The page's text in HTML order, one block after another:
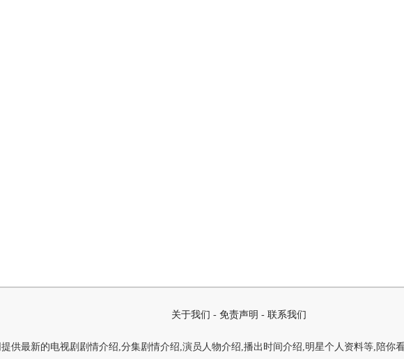
关于我们 - 免责声明 - 联系我们
供最新的电视剧剧情介绍,分集剧情介绍,演员人物介绍,播出时间介绍,明星个人资料等,陪你